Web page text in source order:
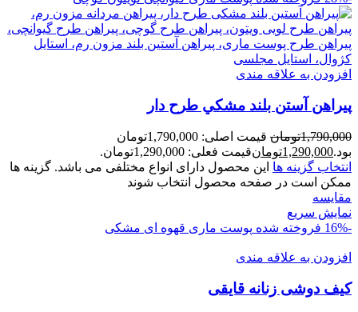
افزودن به علاقه مندی
پيراهن آستن بلند مشکي طرح دار
1,790,000تومان
قیمت اصلی: 1,790,000تومان
بود.1,290,000تومانقیمت فعلی: 1,290,000تومان.
انتخاب گزینه ها این محصول دارای انواع مختلفی می باشد. گزینه ها
ممکن است در صفحه محصول انتخاب شوند
مقايسه
نمایش سریع
-16%
فروخته شده پوست ماری قهوه ای مشکی
افزودن به علاقه مندی
کيف دوشی زنانه قايقی